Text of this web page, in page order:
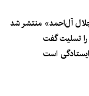
آل‌احمد» منتشر شد
تسلیت گفت
است